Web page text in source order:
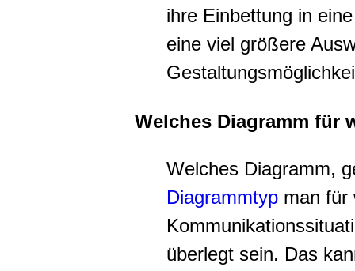
ihre Einbettung in
eine viel größere
Welches Diagramm für
Welches Diagramm,
Diagrammtyp man für
überlegt sein. Das